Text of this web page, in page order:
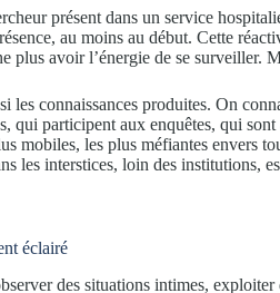
présent dans un service
au moins au début. Cette
plus avoir l’énergie de se surveiller.
les connaissances produites. On
qui participent aux enquêtes, qui
mobiles, les plus méfiantes envers
les interstices, loin des institutions,
éclairé
des situations intimes,